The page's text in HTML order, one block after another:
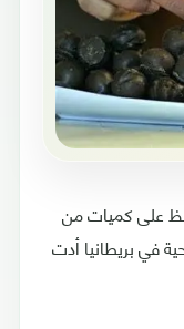
على كميات من
في بريطانيا أدت